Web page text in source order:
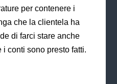
per contenere i
che la clientela ha
di farci stare anche
conti sono presto fatti.